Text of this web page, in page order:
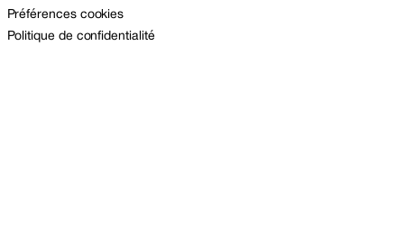
Préférences cookies
Politique de confidentialité